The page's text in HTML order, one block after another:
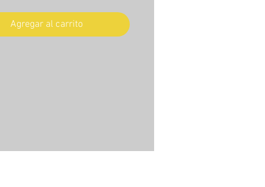
Agregar al carrito